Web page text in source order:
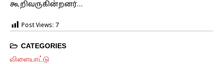
கூறிவருகின்றனர்…
Post Views: 7
CATEGORIES
விளையாட்டு